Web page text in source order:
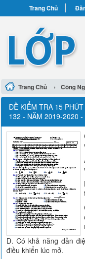
Trang Chủ
Trang Chủ › Công
ĐỀ KIỂM TRA 15
132 - NĂM 2019-2020
D. Có khả năng dẫn
điều khiển lúc mở.